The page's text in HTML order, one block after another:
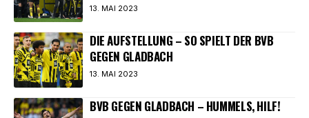
13. MAI 2023
DIE AUFSTELLUNG – SO SPIELT DER BVB
GEGEN GLADBACH
13. MAI 2023
BVB GEGEN GLADBACH – HUMMELS, HILF!